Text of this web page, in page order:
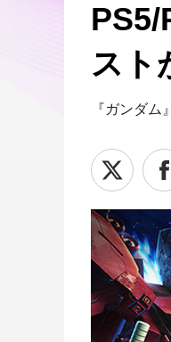
PS5/
スト
『ガンダ